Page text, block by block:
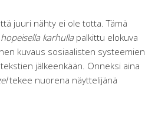
juuri nähty ei ole totta. Tämä
karhulla palkittu elokuva
kuvaus sosiaalisten systeemien
jälkeenkään. Onneksi aina
tekee nuorena näyttelijänä